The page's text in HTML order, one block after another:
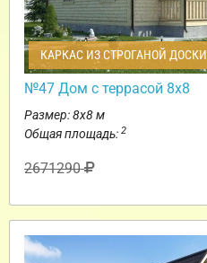
КАРКАС ИЗ СТРОГАНОЙ ДОСКИ
№47 Дом с террасой 8х8
Размер: 8х8 м
Общая площадь: 2
2671290